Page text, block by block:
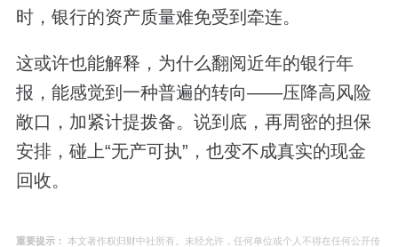
时，银行的资产质量难免受到牵连。
这或许也能解释，为什么翻阅近年的银行年
报，能感觉到一种普遍的转向——压降高风险
敞口，加紧计提拨备。说到底，再周密的担保
安排，碰上“无产可执”，也变不成真实的现金
回收。
重要提示： 本文著作权归财中社所有。未经允许，任何单位或个人不得在任何公开传